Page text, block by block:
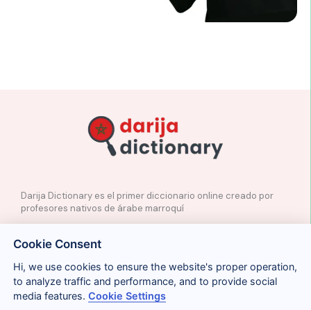
Darija Dictionary es el primer diccionario online creado por
profesores nativos de árabe marroquí
Contacto
📲Redes Sociales
🤝🏼Proponer palabras
Cookie Consent
Hi, we use cookies to ensure the website's proper operation,
to analyze traffic and performance, and to provide social
media features.Cookie Settings